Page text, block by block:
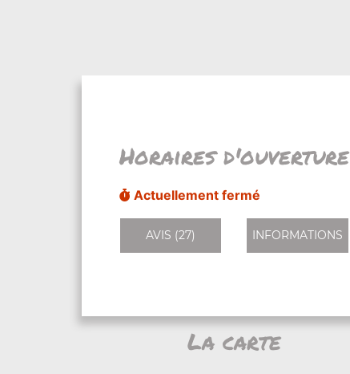
Horaires d'ouverture
Actuellement fermé
AVIS (27) INFORMATIONS
La carte